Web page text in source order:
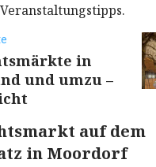
in
und umzu –
auf dem
in Moordorf